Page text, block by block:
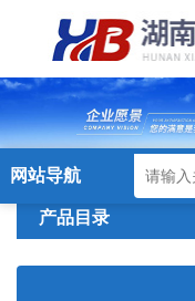
硬汉视频,硬汉
下载苹果版,硬
网站导航
产品目录